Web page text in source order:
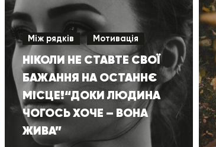
Між рядків Мотивація
НІКОЛИ НЕ СТАВТЕ СВОЇ
БАЖАННЯ НА ОСТАННЄ
МІСЦЕ!“ДОКИ ЛЮДИНА
ЧОГОСЬ ХОЧЕ – ВОНА
ЖИВА”